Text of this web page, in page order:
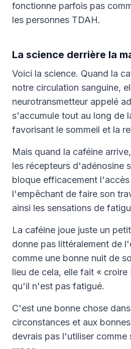
fonctionne parfois pas
les personnes TDAH.
La science derrière la
Voici la science. Quand la
notre circulation sanguine,
neurotransmetteur appelé
s'accumule tout au long de
favorisant le sommeil et la
Mais quand la caféine
les récepteurs d'adénosine
bloque efficacement
l'empêchant de faire son
ainsi les sensations de
La caféine joue juste un
donne pas littéralement de
comme une bonne nuit de
lieu de cela, elle fait « croire
qu'il n'est pas fatigué.
C'est une bonne chose
circonstances et aux
devrais pas l'utiliser comme